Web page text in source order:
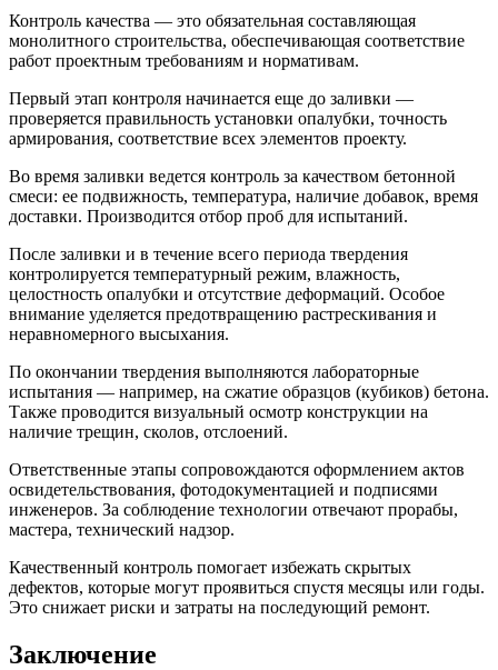
Контроль качества — это обязательная составляющая
монолитного строительства, обеспечивающая соответствие
работ проектным требованиям и нормативам.
Первый этап контроля начинается еще до заливки —
проверяется правильность установки опалубки, точность
армирования, соответствие всех элементов проекту.
Во время заливки ведется контроль за качеством бетонной
смеси: ее подвижность, температура, наличие добавок, время
доставки. Производится отбор проб для испытаний.
После заливки и в течение всего периода твердения
контролируется температурный режим, влажность,
целостность опалубки и отсутствие деформаций. Особое
внимание уделяется предотвращению растрескивания и
неравномерного высыхания.
По окончании твердения выполняются лабораторные
испытания — например, на сжатие образцов (кубиков) бетона.
Также проводится визуальный осмотр конструкции на
наличие трещин, сколов, отслоений.
Ответственные этапы сопровождаются оформлением актов
освидетельствования, фотодокументацией и подписями
инженеров. За соблюдение технологии отвечают прорабы,
мастера, технический надзор.
Качественный контроль помогает избежать скрытых
дефектов, которые могут проявиться спустя месяцы или годы.
Это снижает риски и затраты на последующий ремонт.
Заключение